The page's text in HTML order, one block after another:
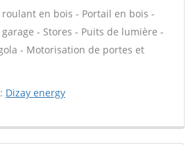
en bois - Portail en bois -
- Stores - Puits de lumière -
- Motorisation de portes et
Dizay energy